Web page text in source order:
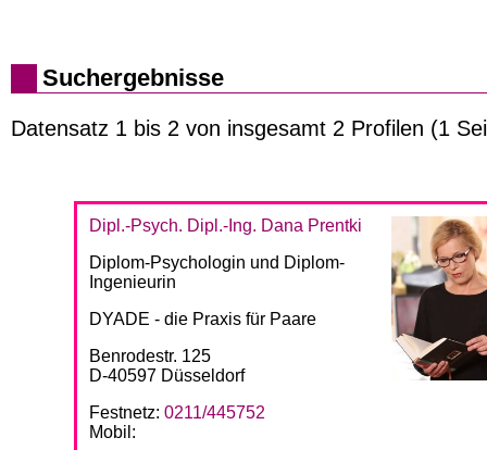
Suchergebnisse
Datensatz 1 bis 2 von insgesamt 2 Profilen (1
Dipl.-Psych. Dipl.-Ing. Dana Prentki
Diplom-Psychologin und Diplom-
Ingenieurin
DYADE - die Praxis für Paare
Benrodestr. 125
D-40597 Düsseldorf
Festnetz: 0211/445752
Mobil: